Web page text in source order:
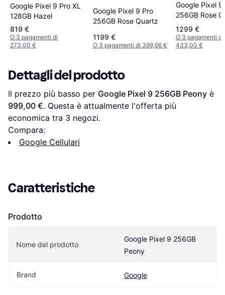
Google Pixel 9 Pro XL
128GB Hazel
819 €
O 3 pagamenti di
273,00 €
Google Pixel 9 Pro
256GB Rose Quartz
1199 €
O 3 pagamenti di 399,66 €
Google Pixel 9
256GB Rose
1299 €
O 3 pagamenti di
433,00 €
Dettagli del prodotto
Il prezzo più basso per Google Pixel 9 256GB Peony
999,00 €. Questa è attualmente l'offerta più
economica tra 3 negozi.
Compara:
Google Cellulari
Caratteristiche
Prodotto
Nome del prodotto
Google Pixel 9 256GB
Peony
Brand Google